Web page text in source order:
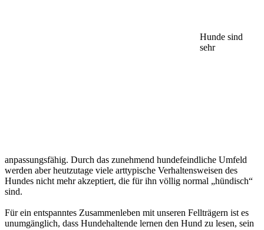
Hunde sind
sehr
anpassungsfähig. Durch das zunehmend hundefeindliche Umfeld
werden aber heutzutage viele arttypische Verhaltensweisen des
Hundes nicht mehr akzeptiert, die für ihn völlig normal „hündisch“
sind.
Für ein entspanntes Zusammenleben mit unseren Fellträgern ist es
unumgänglich, dass Hundehaltende lernen den Hund zu lesen, sein